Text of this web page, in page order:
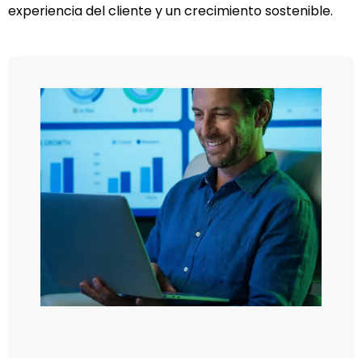
experiencia del cliente y un crecimiento sostenible.